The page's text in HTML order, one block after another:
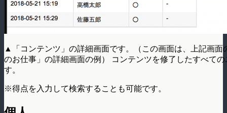
▲「コンテンツ」の詳細画面です。（この画面は、上記画
のお仕事」の詳細画面の例） コンテンツを修了したすべて
す。
※得点を入力して検索することも可能です。